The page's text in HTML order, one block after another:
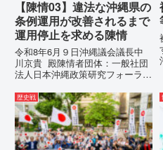
【陳情03】違法な沖縄県の
条例運用が改善されるまで
運用停止を求める陳情
令和8年6月９日沖縄議会議長中
川京貴 殿陳情者団体：一般社団
法人日本沖縄政策研究フォーラム
所：沖縄県那覇市電 話：080-違
法な沖縄県の条例運用が改善され
るまで運用停止を求める陳情陳情
の趣旨沖縄県は、「沖縄県...
歴史戦